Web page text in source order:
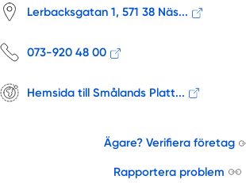
Lerbacksgatan 1, 571 38 Näs...
073-920 48 00
Hemsida till Smålands Platt...
Ägare? Verifiera företag
Rapportera problem